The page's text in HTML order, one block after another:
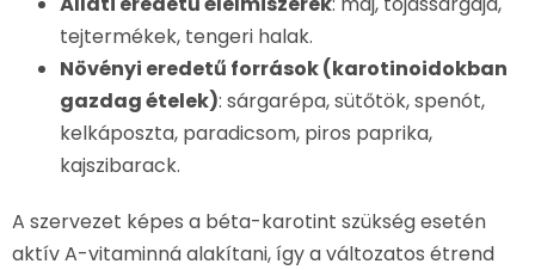
tejtermékek, tengeri halak.
Növényi eredetű források (karotinoidokban
gazdag ételek): sárgarépa, sütőtök, spenót,
kelkáposzta, paradicsom, piros paprika,
kajszibarack.
A szervezet képes a béta-karotint szükség esetén
aktív A-vitaminná alakítani, így a változatos étrend